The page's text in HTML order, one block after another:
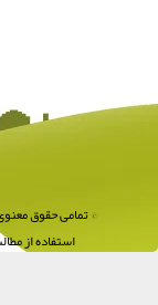
© تمامی حقوق
استفاده از